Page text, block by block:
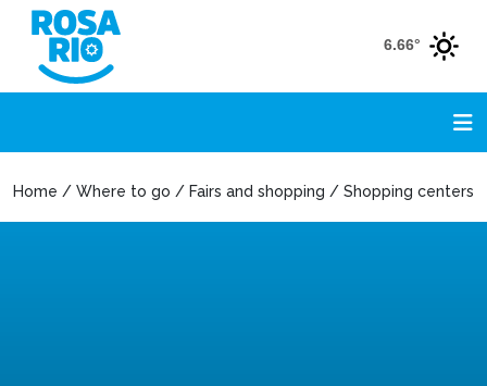
6.66°
Home / Where to go / Fairs and shopping / Shopping centers